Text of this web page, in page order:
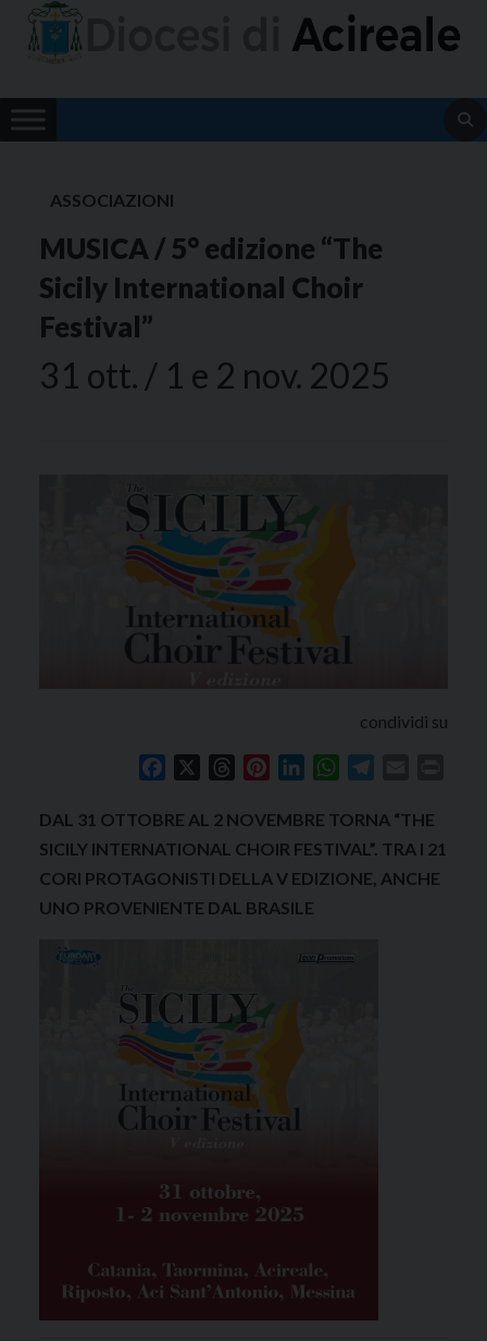
Skip
ASSOCIAZIONI
MUSICA / 5° edizione “The
Sicily International Choir
Festival”
31 ott. / 1 e 2 nov. 2025
condividi su
Facebook ThreadsPinterestLinkedInWhatsApp
DAL 31 OTTOBRE AL 2 NOVEMBRE TORNA “THE
SICILY INTERNATIONAL CHOIR FESTIVAL”. TRA I 21
CORI PROTAGONISTI DELLA V EDIZIONE, ANCHE
UNO PROVENIENTE DAL BRASILE